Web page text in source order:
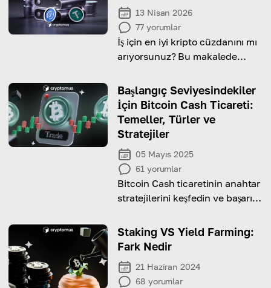
13 Nisan 2026
77 yorumlar
İş için en iyi kripto cüzdanını mı
arıyorsunuz? Bu makalede
hakkında her şeyi bulun
Başlangıç Seviyesindekiler
İçin Bitcoin Cash Ticareti:
Temeller, Türler ve
Stratejiler
05 Mayıs 2025
61 yorumlar
Bitcoin Cash ticaretinin anahtar
stratejilerini keşfedin ve başarılı
Staking VS Yield Farming:
Fark Nedir
21 Haziran 2024
68 yorumlar